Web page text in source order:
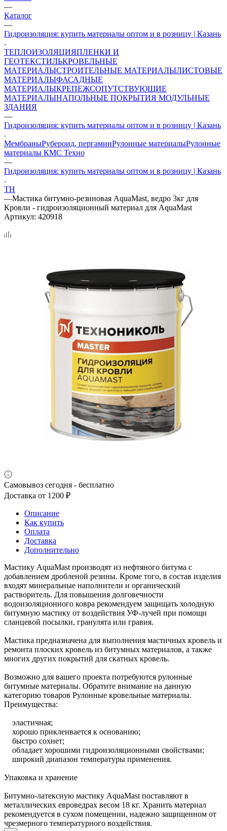
—
Каталог
—
Гидроизоляция: купить материалы оптом и в розницу | Казань
ТЕПЛОИЗОЛЯЦИЯПЛЕНКИ И
ГЕОТЕКСТИЛЬКРОВЕЛЬНЫЕ
МАТЕРИАЛЫСТРОИТЕЛЬНЫЕ МАТЕРИАЛЫЛИСТОВЫЕ
МАТЕРИАЛЫФАСАДНЫЕ
МАТЕРИАЛЫКРЕПЕЖСОПУТСТВУЮЩИЕ
МАТЕРИАЛЫНАПОЛЬНЫЕ ПОКРЫТИЯ МОДУЛЬНЫЕ
ЗДАНИЯ
—
Гидроизоляция: купить материалы оптом и в розницу | Казань
МембраныРубероид, пергаминРулонные материалыРулонные
материалы КМС Техно
—
Гидроизоляция: купить материалы оптом и в розницу | Казань
ТН
—Мастика битумно-резиновая AquaMast, ведро 3кг для
Кровли - гидроизоляционный материал для AquaMast
Артикул: 420918
Самовывоз сегодня - бесплатно
Доставка от 1200 ₽
Описание
Как купить
Оплата
Доставка
Дополнительно
Мастику AquaMast производят из нефтяного битума с
добавлением дробленой резины. Кроме того, в состав изделия
входят минеральные наполнители и органический
растворитель. Для повышения долговечности
водоизоляционного ковра рекомендуем защищать холодную
битумную мастику от воздействия УФ-лучей при помощи
сланцевой посылки, гранулята или гравия.
Мастика предназначена для выполнения мастичных кровель и
ремонта плоских кровель из битумных материалов, а также
многих других покрытий для скатных кровель.
Возможно для вашего проекта потребуются рулонные
битумные материалы. Обратите внимание на данную
категорию товаров Рулонные кровельные материалы.
Преимущества:
эластичная;
хорошо приклеивается к основанию;
быстро сохнет;
обладает хорошими гидроизоляционными свойствами;
широкий диапазон температуры применения.
Упаковка и хранение
Битумно-латексную мастику AquaMast поставляют в
металлических евроведрах весом 18 кг. Хранить материал
рекомендуется в сухом помещении, надежно защищенном от
чрезмерного температурного воздействия.